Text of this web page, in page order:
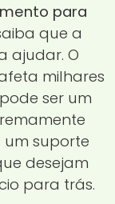
para
que a
ajudar. O
milhares
ser um
um suporte
desejam
para trás.